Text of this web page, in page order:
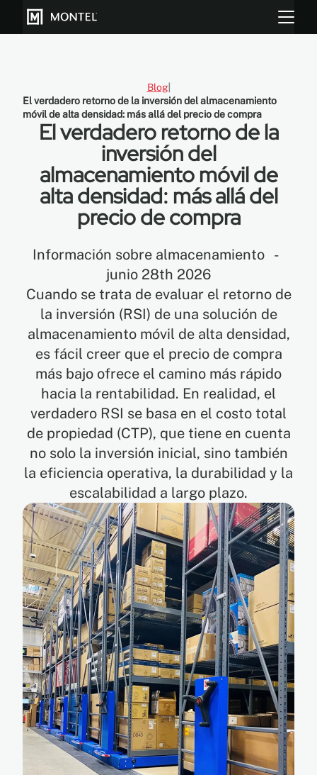
Almacenar más
Cultiva más
Sobre Nosotros
Centro de Recursos
Blog
El verdadero retorno de la inversión del almacenamiento
móvil de alta densidad: más allá del precio de compra
El verdadero retorno de la
inversión del
almacenamiento móvil de
alta densidad: más allá del
precio de compra
Información sobre almacenamiento -
junio 28th 2026
Cuando se trata de evaluar el retorno de
la inversión (RSI) de una solución de
almacenamiento móvil de alta densidad,
es fácil creer que el precio de compra
más bajo ofrece el camino más rápido
hacia la rentabilidad. En realidad, el
verdadero RSI se basa en el costo total
de propiedad (CTP), que tiene en cuenta
no solo la inversión inicial, sino también
la eficiencia operativa, la durabilidad y la
escalabilidad a largo plazo.